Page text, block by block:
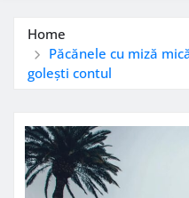
Home
Păcănele cu miză
golești contul